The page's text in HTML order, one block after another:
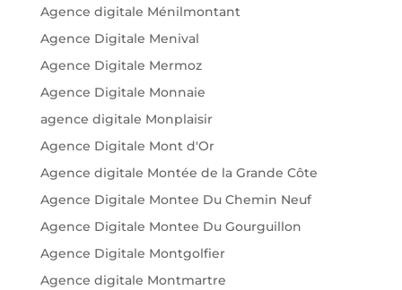
Agence digitale Ménilmontant
Agence Digitale Menival
Agence Digitale Mermoz
Agence Digitale Monnaie
agence digitale Monplaisir
Agence Digitale Mont d'Or
Agence digitale Montée de la Grande Côte
Agence Digitale Montee Du Chemin Neuf
Agence Digitale Montee Du Gourguillon
Agence Digitale Montgolfier
Agence digitale Montmartre